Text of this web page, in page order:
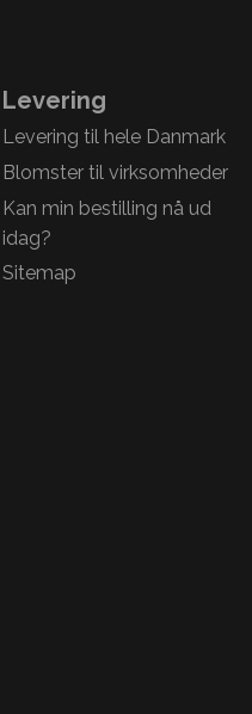
Levering
Levering til hele Danmark
Blomster til virksomheder
Kan min bestilling nå ud
idag?
Sitemap